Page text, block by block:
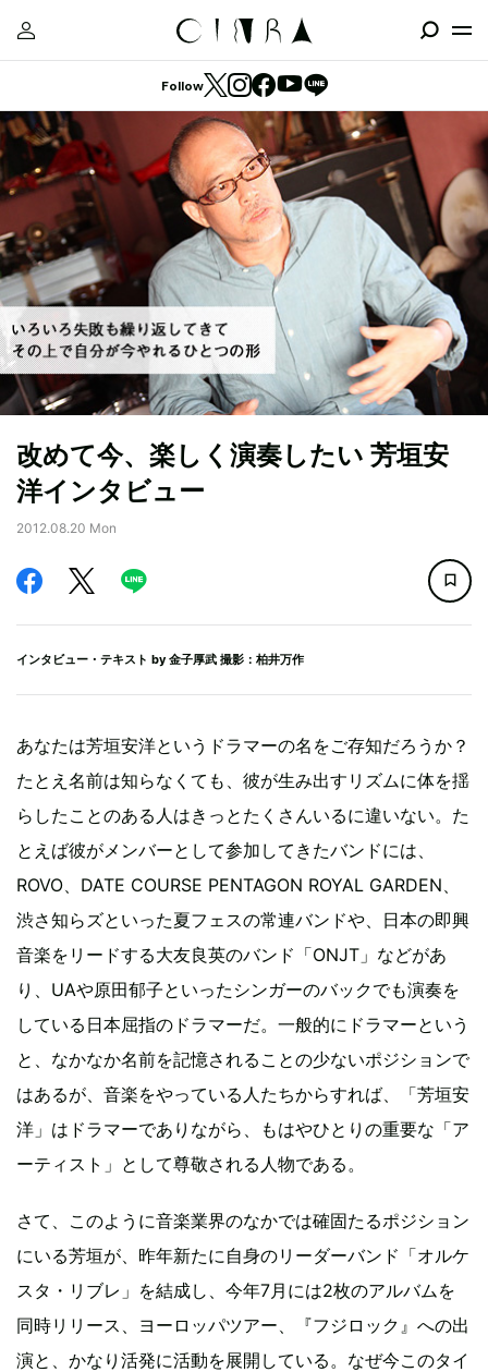
Follow
改めて今、楽しく演奏したい 芳垣安
洋インタビュー
2012.08.20 Mon
インタビュー・テキスト by 金子厚武 撮影：柏井万作
あなたは芳垣安洋というドラマーの名をご存知だろうか？
たとえ名前は知らなくても、彼が生み出すリズムに体を揺
らしたことのある人はきっとたくさんいるに違いない。た
とえば彼がメンバーとして参加してきたバンドには、
ROVO、DATE COURSE PENTAGON ROYAL GARDEN、
渋さ知らズといった夏フェスの常連バンドや、日本の即興
音楽をリードする大友良英のバンド「ONJT」などがあ
り、UAや原田郁子といったシンガーのバックでも演奏を
している日本屈指のドラマーだ。一般的にドラマーという
と、なかなか名前を記憶されることの少ないポジションで
はあるが、音楽をやっている人たちからすれば、「芳垣安
洋」はドラマーでありながら、もはやひとりの重要な「ア
ーティスト」として尊敬される人物である。
さて、このように音楽業界のなかでは確固たるポジション
にいる芳垣が、昨年新たに自身のリーダーバンド「オルケ
スタ・リブレ」を結成し、今年7月には2枚のアルバムを
同時リリース、ヨーロッパツアー、『フジロック』への出
演と、かなり活発に活動を展開している。なぜ今このタイ